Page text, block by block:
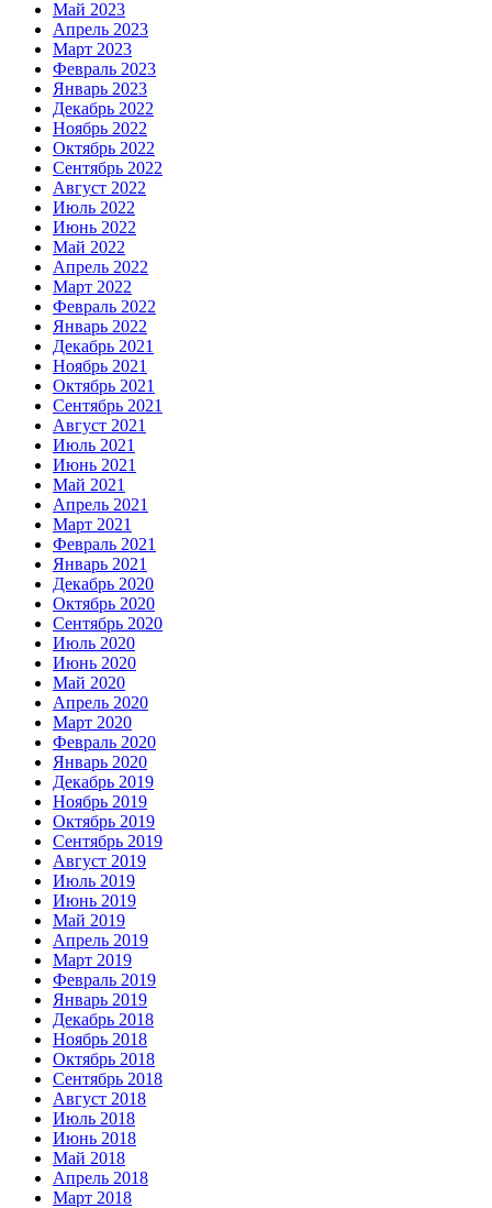
Май 2023
Апрель 2023
Март 2023
Февраль 2023
Январь 2023
Декабрь 2022
Ноябрь 2022
Октябрь 2022
Сентябрь 2022
Август 2022
Июль 2022
Июнь 2022
Май 2022
Апрель 2022
Март 2022
Февраль 2022
Январь 2022
Декабрь 2021
Ноябрь 2021
Октябрь 2021
Сентябрь 2021
Август 2021
Июль 2021
Июнь 2021
Май 2021
Апрель 2021
Март 2021
Февраль 2021
Январь 2021
Декабрь 2020
Октябрь 2020
Сентябрь 2020
Июль 2020
Июнь 2020
Май 2020
Апрель 2020
Март 2020
Февраль 2020
Январь 2020
Декабрь 2019
Ноябрь 2019
Октябрь 2019
Сентябрь 2019
Август 2019
Июль 2019
Июнь 2019
Май 2019
Апрель 2019
Март 2019
Февраль 2019
Январь 2019
Декабрь 2018
Ноябрь 2018
Октябрь 2018
Сентябрь 2018
Август 2018
Июль 2018
Июнь 2018
Май 2018
Апрель 2018
Март 2018